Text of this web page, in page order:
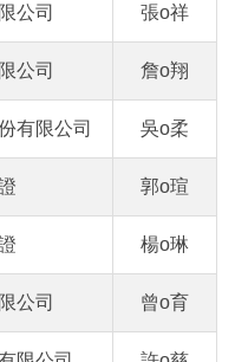
公司 張o祥
公司 詹o翔
有限公司 吳o柔
郭o瑄
楊o琳
公司 曾o育